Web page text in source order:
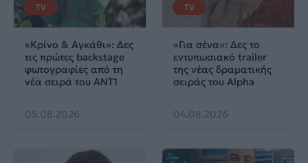
TV
«Κρίνο & Αγκάθι»: Δες
τις πρώτες backstage
φωτογραφίες από τη
νέα σειρά του ΑΝΤ1
05.08.2026
TV
«Για σένα»: Δες το
εντυπωσιακό trailer
της νέας δραματικής
σειράς του Alpha
04.08.2026